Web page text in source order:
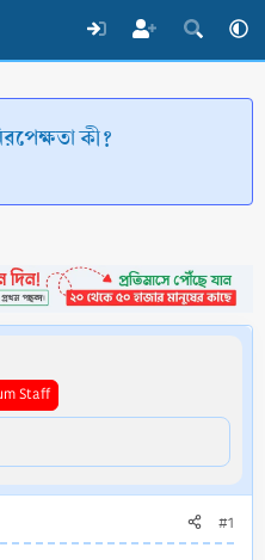
কী?
Staff
#1